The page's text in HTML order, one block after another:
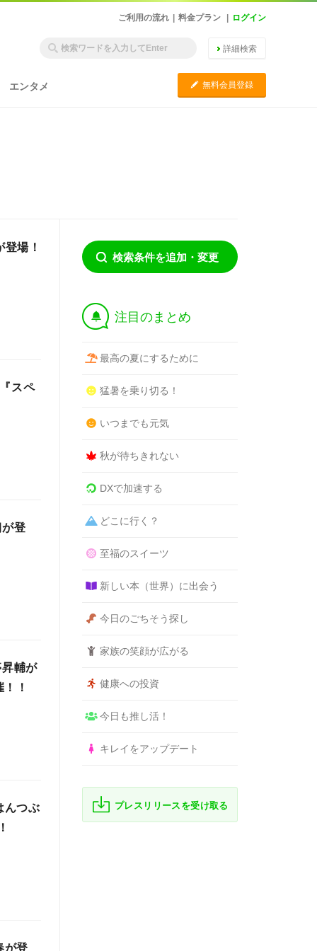
ご利用の流れ 料金プラン ログイン
詳細検索
エンタメ C 無料会員登録
場！
スペ
登
輔が
！
んつぶ
が登
検索条件を追加・変更
† 注目のまとめ
最高の夏にするために
猛暑を乗り切る！
いつまでも元気
秋が待ちきれない
DXで加速する
どこに行く？
至福のスイーツ
新しい本（世界）に出会う
今日のごちそう探し
家族の笑顔が広がる
健康への投資
今日も推し活！
キレイをアップデート
プレスリリースを受け取る